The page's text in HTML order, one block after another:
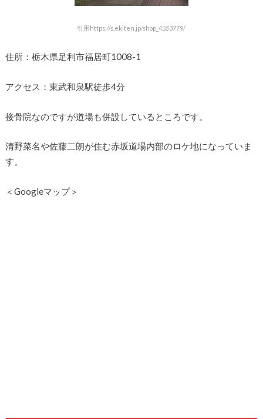
引用https://s.ekiten.jp/shop_4183779/
住所：栃木県足利市福居町1008-1
アクセス：東武和泉駅徒歩4分
接骨院なのですが道場も併設しているところです。
清野菜名や佐藤二朗が住む赤坂道場内部のロケ地になっていま
す。
＜Googleマップ＞